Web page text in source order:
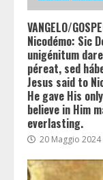
VANGELO/
Nicodémo: Sic
unigénitum
péreat, sed
Jesus said to
He gave His
believe in Him
everlasting.
20 Maggio 2024